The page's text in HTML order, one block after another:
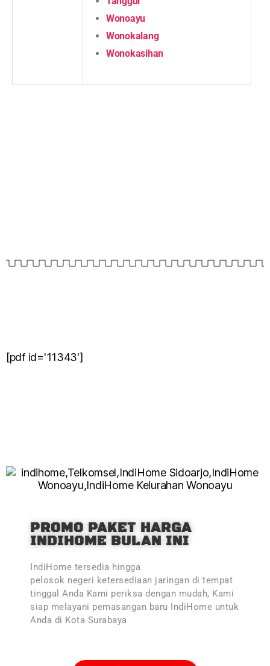
Wonoayu
Wonokalang
Wonokasihan
[pdf id='11343']
PROMO PAKET HARGA
INDIHOME BULAN INI
IndiHome tersedia hingga
pelosok negeri ketersediaan jaringan di tempat
tinggal Anda Kami periksa dengan mudah, Kami
siap melayani pemasangan baru IndiHome untuk
Anda di Kota Surabaya